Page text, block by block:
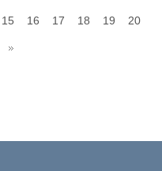
15 16 17 18 19 20